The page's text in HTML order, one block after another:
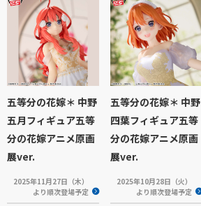
五等分の花嫁＊ 中野
五月フィギュア五等
分の花嫁アニメ原画
展ver.
2025年11月27日（木）
より順次登場予定
五等分の花嫁＊ 中野
四葉フィギュア五等
分の花嫁アニメ原画
展ver.
2025年10月28日（火）
より順次登場予定